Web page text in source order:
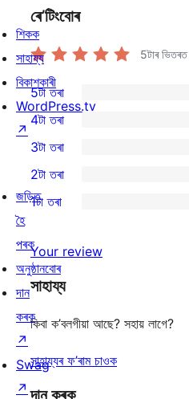
ৰে’টিংবোৰ
5টাৰ ভিতৰত
1
5-
star
review
5টা তৰা
4-
star
reviews
4টা তৰা
0
3-
star
3টা তৰা
2-
reviews
2টা তৰা
star
reviews
1টা তৰা
Your review
সাহায্য
কিবা ক’বলগীয়া আছে? সহায় লাগে?
সাহায্যৰ ফ’ৰাম চাওক
শিকক
সাহায্য
বিকাশকাৰী
WordPress.tv
↗
জড়িত
হৈ
পৰক
অনুষ্ঠানবোৰ
দান
কৰক
↗
Swag
↗